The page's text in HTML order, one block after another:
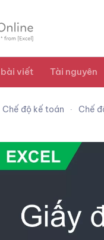
viết Tài nguyên
Chế độ kế toán Chế